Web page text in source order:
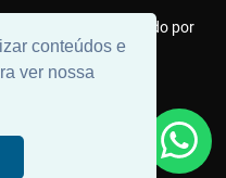
conteúdos e
ver nossa
9183 | Desenvolvido por